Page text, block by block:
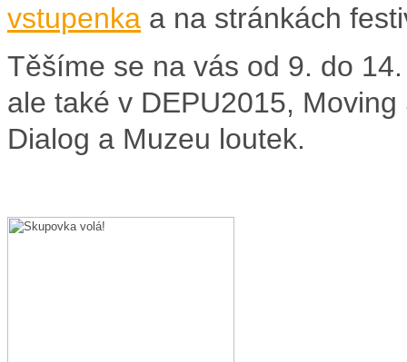
vstupenka a na stránkách
Těšíme se na vás od 9. do
ale také v DEPU2015,
Dialog a Muzeu loutek.